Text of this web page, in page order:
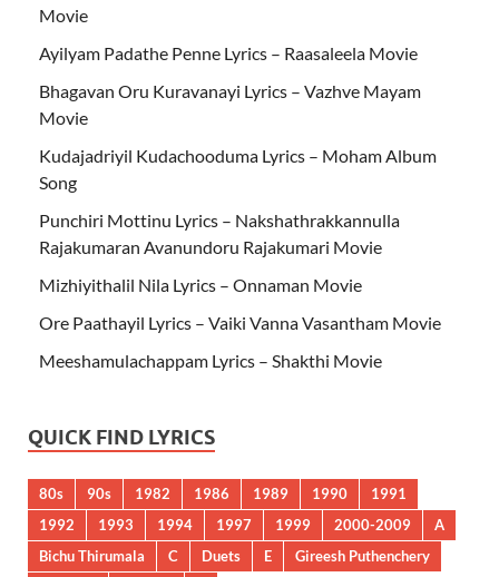
Movie
Ayilyam Padathe Penne Lyrics – Raasaleela Movie
Bhagavan Oru Kuravanayi Lyrics – Vazhve Mayam
Movie
Kudajadriyil Kudachooduma Lyrics – Moham Album
Song
Punchiri Mottinu Lyrics – Nakshathrakkannulla
Rajakumaran Avanundoru Rajakumari Movie
Mizhiyithalil Nila Lyrics – Onnaman Movie
Ore Paathayil Lyrics – Vaiki Vanna Vasantham Movie
Meeshamulachappam Lyrics – Shakthi Movie
QUICK FIND LYRICS
80s 90s 1982 1986 1989 1990
1991
1992
1993 1994 1997 1999 2000-2009
A
Bichu Thirumala
C Duets E
Gireesh Puthenchery